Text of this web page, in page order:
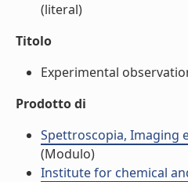
(literal)
Titolo
Experimental
Prodotto di
Spettroscopia, Imaging
(Modulo)
Institute for chemical